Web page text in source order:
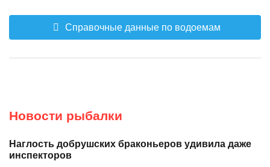
Справочные данные по водоемам
Новости рыбалки
Наглость добрушских браконьеров удивила даже
инспекторов